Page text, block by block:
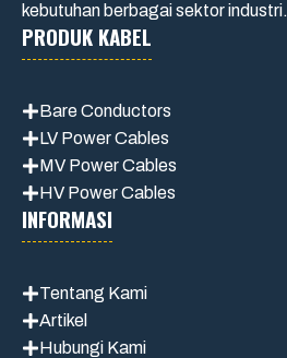
kebutuhan berbagai sektor industri.
PRODUK KABEL
Bare Conductors
LV Power Cables
MV Power Cables
HV Power Cables
INFORMASI
Tentang Kami
Artikel
Hubungi Kami